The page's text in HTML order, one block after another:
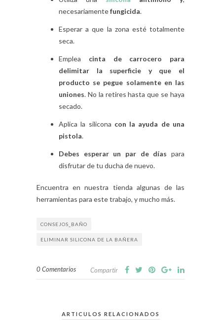
necesariamentefungicida.
Esperar a que la zona esté totalmente
seca.
Emplea cinta de carrocero para
delimitar la superficie y que el
producto se pegue solamente en las
uniones. No la retires hasta que se haya
secado.
Aplica la silicona con la ayuda de una
pistola.
Debes esperar un par de días para
disfrutar de tu ducha de nuevo.
Encuentra en nuestra tienda algunas de las
herramientas para este trabajo, y mucho más.
CONSEJOS_BAÑO
ELIMINAR SILICONA DE LA BAÑERA
0 Comentarios Compartir
ARTICULOS RELACIONADOS